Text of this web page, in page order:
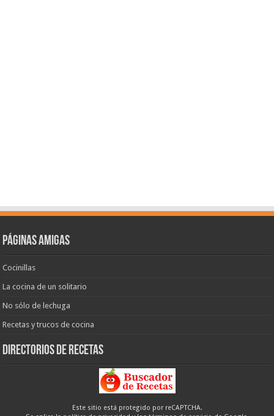
Páginas amigas
Cocinillas
La cocina de un solitario
No sólo de lechuga
Recetas y trucos de cocina
Directorios de recetas
Este sitio está protegido por reCAPTCHA.